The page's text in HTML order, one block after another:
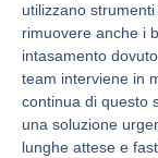
utilizzano
rimuovere anche i
intasamento
team interviene in
continua di questo
una soluzione
lunghe attese e